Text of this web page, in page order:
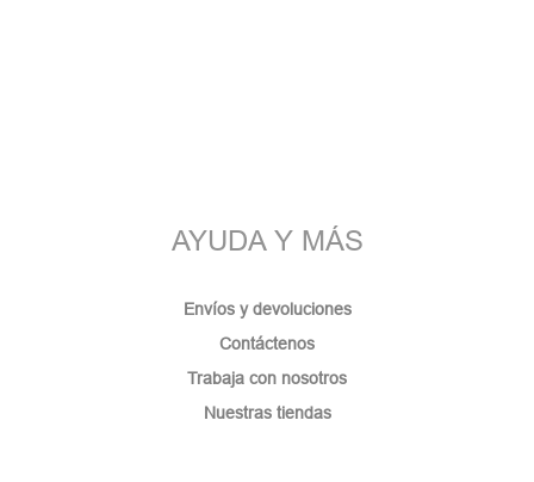
AYUDA Y MÁS
Envíos y devoluciones
Contáctenos
Trabaja con nosotros
Nuestras tiendas